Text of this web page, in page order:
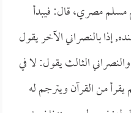
مصري، قال: فيبدأ
إذا بالنصراني الآخر يقول
الثالث يقول: لا في
من القرآن ويترجم له